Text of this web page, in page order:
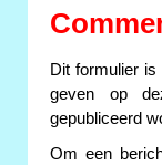
Dit formulier is
geven op
gepubliceerd
Om een